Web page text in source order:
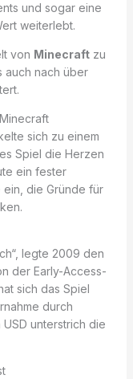
und sogar eine
weiterlebt.
von Minecraftzu
auch nach über
sich zu einem
Spiel die Herzen
ein fester
ein, die Gründe für
legte 2009 den
der Early-Access-
sich das Spiel
durch
unterstrich die